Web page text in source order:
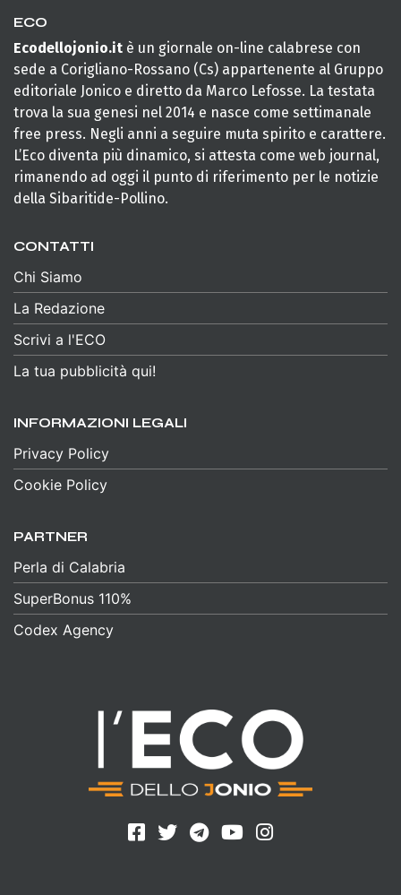
ECO
Ecodellojonio.it è un giornale on-line calabrese con
sede a Corigliano-Rossano (Cs) appartenente al Gruppo
editoriale Jonico e diretto da Marco Lefosse. La testata
trova la sua genesi nel 2014 e nasce come settimanale
free press. Negli anni a seguire muta spirito e carattere.
L’Eco diventa più dinamico, si attesta come web journal,
rimanendo ad oggi il punto di riferimento per le notizie
della Sibaritide-Pollino.
CONTATTI
Chi Siamo
La Redazione
Scrivi a l'ECO
La tua pubblicità qui!
INFORMAZIONI LEGALI
Privacy Policy
Cookie Policy
PARTNER
Perla di Calabria
SuperBonus 110%
Codex Agency